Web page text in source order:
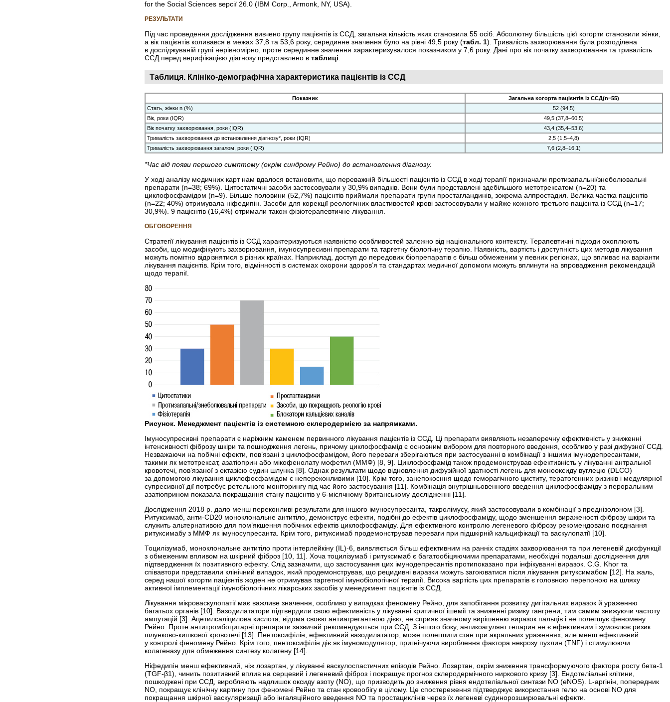
for the Social Sciences версії 26.0 (IBM Corp., Armonk, NY, USA).
РЕЗУЛЬТАТИ
Під час проведення дослідження вивчено групу пацієнтів із ССД, загальна кількість яких становила 55 осіб. Абсолютну більшість цієї когорти становили жінки,
а вік пацієнтів коливався в межах 37,8 та 53,6 року, серединне значення було на рівні 49,5 року (табл. 1). Тривалість захворювання була розподілена
в досліджуваній групі нерівномірно, проте серединне значення характеризувалося показником у 7,6 року. Дані про вік початку захворювання та тривалість
ССД перед верифікацією діагнозу представлено в таблиці
Таблиця. Клініко-демографічна характеристика пацієнтів із ССД
Показник
Загальна когорта пацієнтів із ССД(n=55)
Стать, жінки n (%)
52 (94,5)
Вік, роки (IQR)
49,5 (37,8–60,5)
Вік початку захворювання, роки (IQR)
43,4 (35,4–53,6)
Тривалість захворювання до встановлення діагнозу*, роки (IQR)
2,5 (1,5–4,8)
Тривалість захворювання загалом, роки (IQR)
7,6 (2,8–16,1)
*Час від появи першого симптому (окрім синдрому Рейно) до встановлення діагнозу.
У ході аналізу медичних карт нам вдалося встановити, що переважній більшості пацієнтів із ССД в ході терапії призначали протизапальні/знеболювальні
препарати (n=38; 69%). Цитостатичні засоби застосовували у 30,9% випадків. Вони були представлені здебільшого метотрексатом (n=20) та
циклофосфамідом (n=9). Більше половини (52,7%) пацієнтів приймали препарати групи простагландинів, зокрема алпростадил. Велика частка пацієнтів
(n=22; 40%) отримувала ніфедипін. Засоби для корекції реологічних властивостей крові застосовували у майже кожного третього пацієнта із ССД (n=17;
30,9%). 9 пацієнтів (16,4%) отримали також фізіотерапевтичне лікування.
ОБГОВОРЕННЯ
Стратегії лікування пацієнтів із ССД характеризуються наявністю особливостей залежно від національного контексту. Терапевтичні підходи охоп­люють
засоби, що модифікують захворювання, імуносупресивні препарати та таргетну біологічну терапію. Наявність, вартість і доступність цих методів лікування
можуть помітно відрізнятися в різних країнах. Наприклад, доступ до передових біопрепаратів є більш обмеженим у певних регіонах, що впливає на варіанти
лікування пацієнтів. Крім того, відмінності в системах охорони здоров’я та стандартах медичної допомоги можуть вплинути на впровадження рекомендацій
щодо терапії.
Рисунок. Менеджмент пацієнтів із системною склеродермією за напрямками.
Імуносупресивні препарати є наріжним каменем первинного лікування пацієнтів із ССД. Ці препарати виявляють незаперечну ефективність у зниженні
інтенсивності фіброзу шкіри та пошкодження легень, причому циклофосфамід є основним вибором для повторного введення, особливо у разі дифузної ССД.
Незважаючи на побічні ефекти, пов’язані з циклофосфамідом, його переваги зберігаються при застосуванні в комбінації з іншими імунодепресантами,
такими як метотрексат, азатіоприн або мікофенолату мофетил (MMФ) [8, 9]. Циклофосфамід також продемонстрував ефективність у лікуванні антральної
кровотечі, пов’язаної з ектазією судин шлунка [8]. Однак результати щодо відновлення дифузійної здатності легень для монооксиду вуглецю (DLCO)
за допомогою лікування циклофосфамідом є непереконливими [10]. Крім того, занепокоєння щодо геморагічного циститу, тератогенних ризиків і медулярної
супресивної дії потребує ретельного моніторингу під час його застосування [11]. Комбінація внутрішньовенного введення циклофосфаміду з пероральним
азатіоприном показала покращання стану пацієнтів у 6-місячному британському дослідженні [11].
Дослідження 2018 р. дало менш переконливі результати для іншого імуносупресанта, такролімусу, який застосовували в комбінації з преднізолоном [3].
Ритуксимаб, анти-CD20 моноклональне антитіло, демонструє ефекти, подібні до ефектів циклофосфаміду, щодо зменшення вираженості фіброзу шкіри та
служить альтернативою для пом’якшення побічних ефектів циклофосфаміду. Для ефективного контролю легеневого фіброзу рекомендовано поєднання
ритуксимабу з ММФ як імуносупресанта. Крім того, ритуксимаб продемонстрував переваги при підшкірній кальцифікації та васкулопатії [10].
Тоцилізумаб, моноклональне антитіло проти інтерлейкіну (IL)-6, виявляється більш ефективним на ранніх стадіях захворювання та при легеневій дисфункції
з обмеженим впливом на шкірний фіброз [10, 11]. Хоча тоцилізумаб і ритуксимаб є багато­обіцяючими препаратами, необхідні подальші дослідження для
підтвердження їх позитивного ефекту. Слід зазначити, що застосування цих імунодепресантів протипоказано при інфікуванні виразок. C.G. Khor та
співавтори представили клінічний випадок, який продемонстрував, що рецидивні виразки можуть загоюватися після лікування ритуксимабом [12]. На жаль,
серед нашої когорти пацієнтів жоден не отримував таргетної імунобіологічної терапії. Висока вартість цих препаратів є головною перепоною на шляху
активної імплементації імунобіологічних лікарських засобів у менеджмент пацієнтів із ССД.
Лікування мікроваскулопатії має важливе значення, особливо у випадках феномену Рейно, для запобігання розвитку дигітальних виразок й ураженню
багатьох органів [10]. Вазодилататори підтвердили свою ефективність у лікуванні критичної ішемії та зниженні ризику гангрени, тим самим знижуючи частоту
ампутацій [3]. Ацетилсаліцилова кислота, відома своєю антиагрегантною дією, не сприяє значному вирішенню виразок пальців і не полегшує феномену
Рейно. Проте антитромбо­цитарні препарати зазвичай рекомендуються при ССД. З іншого боку, антикоагулянт гепарин не є ефективним і зумовлює ризик
шлунково-кишкової крово­течі [13]. Пентоксифілін, ефективний вазодилататор, може полегшити стан при акральних ураженнях, але менш ефективний
у контролі феномену Рейно. Крім того, пентоксифілін діє як імуномодулятор, пригнічуючи вироблення фактора некрозу пухлин (TNF) і стимулюючи
колагеназу для обмеження синтезу колагену [14].
Ніфедипін менш ефективний, ніж лозартан, у лікуванні васкулоспастичних епізодів Рейно. Лозартан, окрім зниження трансформуючого фактора росту бета-1
(TGF-β1), чинить позитивний вплив на серцевий і легеневий фіброз і покращує прогноз склеродермічного ниркового кризу [3]. Ендо­теліальні клітини,
пошкоджені при ССД, вироб­ляють надлишок оксиду азоту (NO), що призводить до зниження рівня ендотеліальної синтази NO (eNOS). L-аргінін, попередник
NO, покращує клінічну картину при феномені Рейно та стан кровообігу в цілому. Це спостереження підтверджує використання гелю на основі NO для
покращання шкірної васкуляризації або інгаляційного введення NO та простациклінів через їх легеневі судинорозширювальні ефекти.